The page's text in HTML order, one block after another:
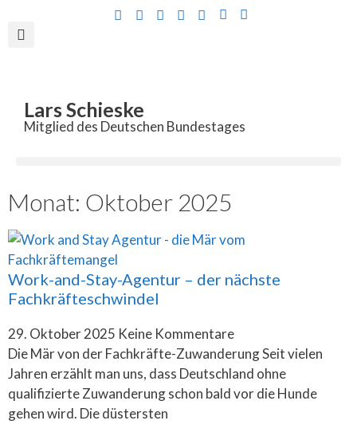
Lars Schieske
Mitglied des Deutschen Bundestages
Monat: Oktober 2025
Work-and-Stay-Agentur – der nächste
Fachkräfteschwindel
29. Oktober 2025 Keine Kommentare
Die Mär von der Fachkräfte-Zuwanderung Seit vielen
Jahren erzählt man uns, dass Deutschland ohne
qualifizierte Zuwanderung schon bald vor die Hunde
gehen wird. Die düstersten